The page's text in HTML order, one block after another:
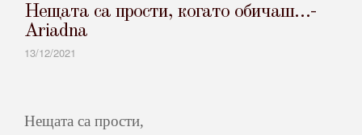
Нещата са прости, когато обичаш…-
Ariadna
13/12/2021
Нещата са прости,